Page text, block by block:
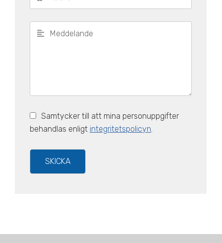
Samtycker till att mina personuppgifter
behandlas enligt integritetspolicyn